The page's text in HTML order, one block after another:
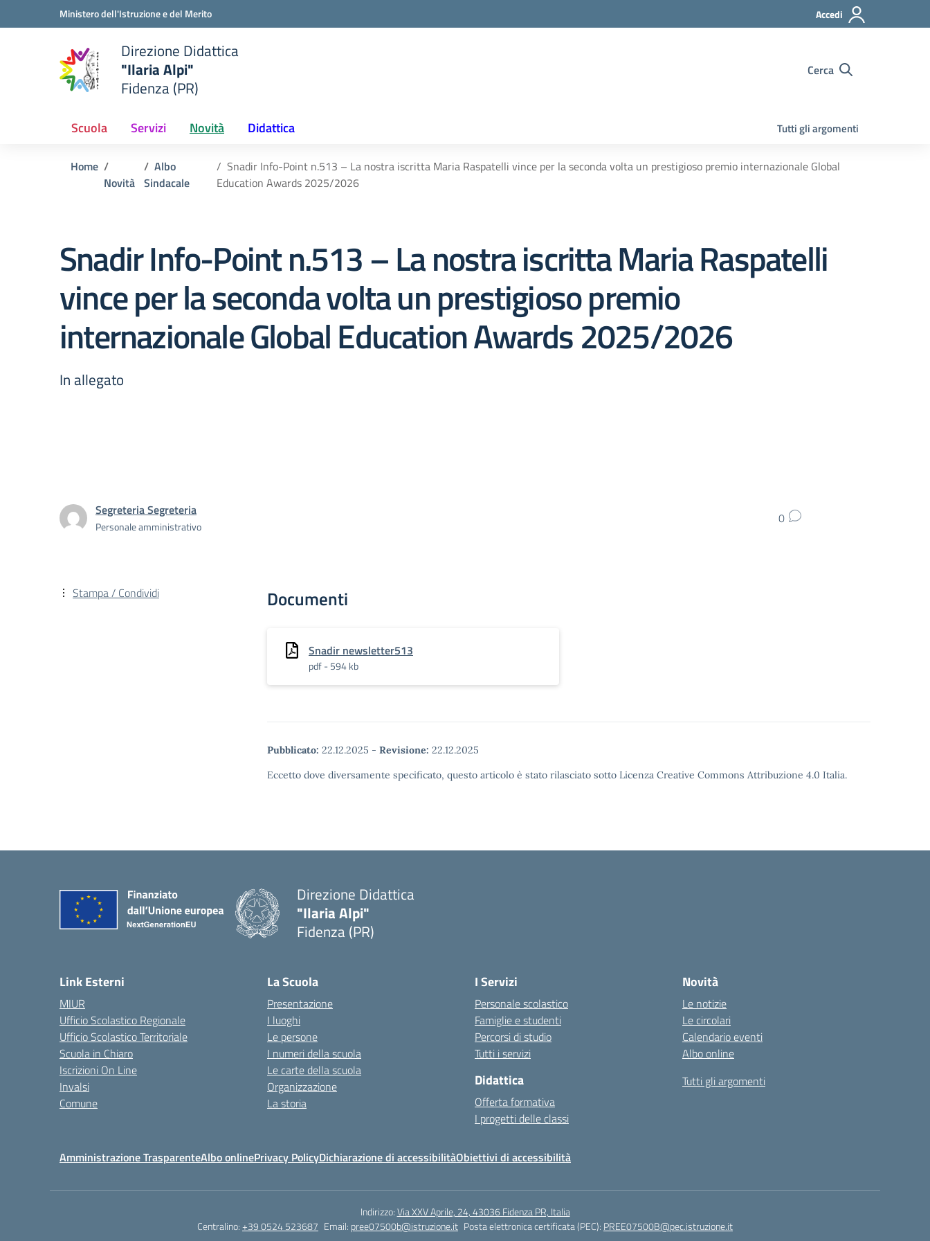
Vai ai contenuti
Vai al menu di navigazioneMinistero dell'Istruzione e del Merito Accedi
scuola
Direzione Didattica
"Ilaria Alpi"
Fidenza (PR)
Cerca
Scuola Servizi Novità Didattica Tutti gli argomenti
Home
Novità
Albo
Sindacale
Snadir Info-Point n.513 – La nostra iscritta Maria Raspatelli vince per la seconda volta un prestigioso premio internazionale Global
Education Awards 2025/2026
Snadir Info-Point n.513 – La nostra iscritta Maria Raspatelli
vince per la seconda volta un prestigioso premio
internazionale Global Education Awards 2025/2026
In allegato
Segreteria Segreteria
Personale amministrativo 0
Documenti
Snadir newsletter513
pdf - 594 kb
Pubblicato: 22.12.2025 - Revisione: 22.12.2025
Eccetto dove diversamente specificato, questo articolo è stato rilasciato sotto Licenza Creative Commons Attribuzione 4.0 Italia.
Stampa / Condividi
Direzione Didattica
"Ilaria Alpi"
Fidenza (PR)
Link Esterni
MIUR
Ufficio Scolastico Regionale
Ufficio Scolastico Territoriale
Scuola in Chiaro
Iscrizioni On Line
Invalsi
Comune
La Scuola
Presentazione
I luoghi
Le persone
I numeri della scuola
Le carte della scuola
Organizzazione
La storia
I Servizi
Personale scolastico
Famiglie e studenti
Percorsi di studio
Tutti i servizi
Didattica
Offerta formativa
I progetti delle classi
Novità
Le notizie
Le circolari
Calendario eventi
Albo online
Tutti gli argomenti
Amministrazione TrasparenteAlbo onlinePrivacy PolicyDichiarazione di accessibilitàObiettivi di accessibilità
Indirizzo:Via XXV Aprile, 24, 43036 Fidenza PR, Italia
Centralino:+39 0524 523687 Email: pree07500b@istruzione.it Posta elettronica certificata (PEC): PREE07500B@pec.istruzione.it